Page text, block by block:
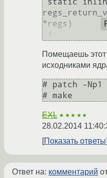
*regs)
Помещаешь этот
исходниками
# patch -
# make
EXL ★★★★★
28.02.2014
Показать ответы
Ответ на: комментарий